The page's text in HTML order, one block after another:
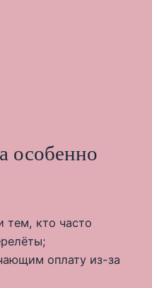
особенно
тем, кто часто
оплату из-за